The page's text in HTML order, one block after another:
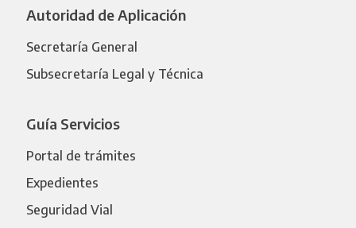
Autoridad de Aplicación
Secretaría General
Subsecretaría Legal y Técnica
Guía Servicios
Portal de trámites
Expedientes
Seguridad Vial